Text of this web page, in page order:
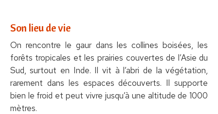
Son lieu de vie
On rencontre le gaur dans les collines boisées, les
forêts tropicales et les prairies couvertes de l’Asie du
Sud, surtout en Inde. Il vit à l’abri de la végétation,
rarement dans les espaces découverts. Il supporte
bien le froid et peut vivre jusqu’à une altitude de 1000
mètres.